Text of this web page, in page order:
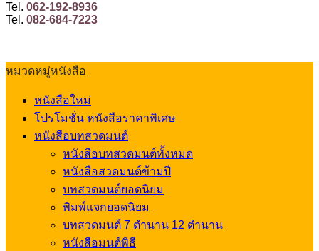
Tel. 062-192-8936
Tel. 082-684-7223
หมวดหมู่หนังสือ
หนังสือใหม่
โปรโมชั่น หนังสือราคาพิเศษ
หนังสือบทสวดมนต์
หนังสือบทสวดมนต์ทั้งหมด
หนังสือสวดมนต์ข้ามปี
บทสวดมนต์ยอดนิยม
พิมพ์แจกยอดนิยม
บทสวดมนต์ 7 ตำนาน 12 ตำนาน
หนังสือมนต์พิธี